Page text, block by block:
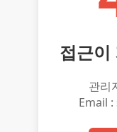
접근이
관리
Email